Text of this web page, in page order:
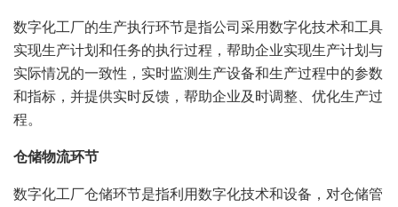
数字化工厂的生产执行环节是指公司采用数字化技术和工具
实现生产计划和任务的执行过程，帮助企业实现生产计划与
实际情况的一致性，实时监测生产设备和生产过程中的参数
和指标，并提供实时反馈，帮助企业及时调整、优化生产过
程。
仓储物流环节
数字化工厂仓储环节是指利用数字化技术和设备，对仓储管